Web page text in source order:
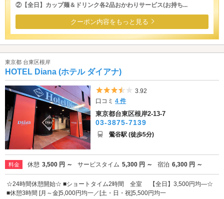
②【全日】カップ麺＆ドリンク各2品おかわりサービス(お持ち...
クーポン内容をもっと見る
東京都 台東区根岸
HOTEL Diana (ホテル ダイアナ)
5つ星のうち3.5
3.92
口コミ4 件
東京都台東区根岸2-13-7
03-3875-7139
鶯谷駅 (徒歩5分)
料金 休憩 3,500 円 ～ サービスタイム 5,300 円 ～ 宿泊 6,300 円 ～
☆24時間休憩開始☆ ■ショートタイム2時間 全室 【全日】3,500円均―☆
■休憩3時間 [月～金]5,000円均一／[土・日・祝]5,500円均一